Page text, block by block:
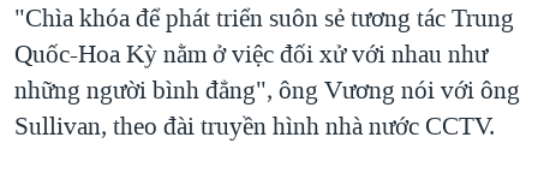
"Chìa khóa để phát triển suôn sẻ tương tác Trung
Quốc-Hoa Kỳ nằm ở việc đối xử với nhau như
những người bình đẳng", ông Vương nói với ông
Sullivan, theo đài truyền hình nhà nước CCTV.